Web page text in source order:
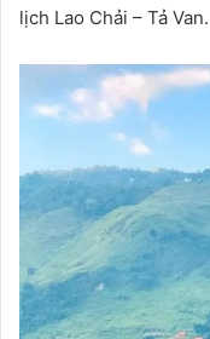
lịch Lao Chải – Tả Van.